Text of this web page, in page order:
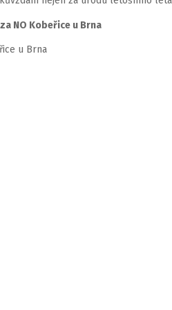
NO Kobeřice u Brna
u Brna